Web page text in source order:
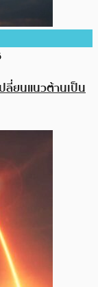
ลี่ยนแนวต้านเป็น